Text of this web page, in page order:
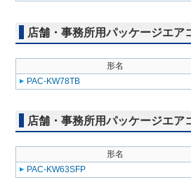
店舗・事務所用パッケージエア
形名
PAC-KW78TB
店舗・事務所用パッケージエア
形名
PAC-KW63SFP